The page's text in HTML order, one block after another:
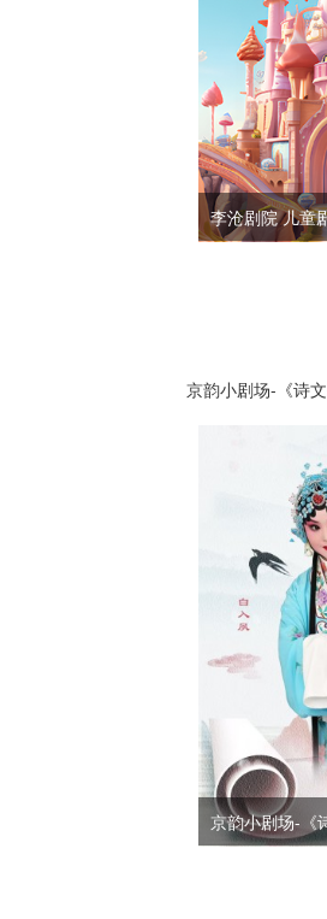
李沧剧院 儿童
京韵小剧场-《诗文
京韵小剧场-《